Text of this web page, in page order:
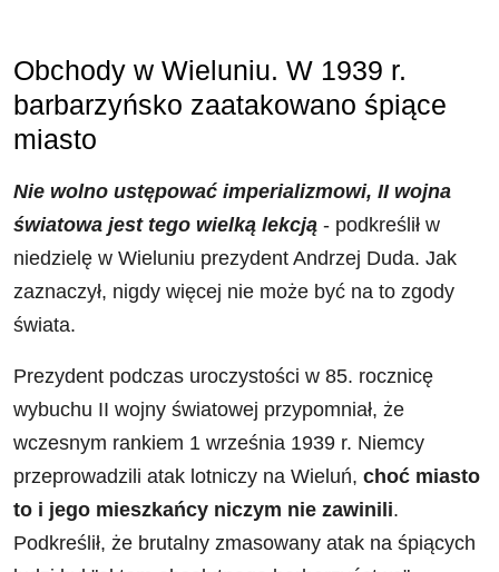
Obchody w Wieluniu. W 1939 r.
barbarzyńsko zaatakowano śpiące
miasto
Nie wolno ustępować imperializmowi, II wojna
światowa jest tego wielką lekcją - podkreślił w
niedzielę w Wieluniu prezydent Andrzej Duda. Jak
zaznaczył, nigdy więcej nie może być na to zgody
świata.
Prezydent podczas uroczystości w 85. rocznicę
wybuchu II wojny światowej przypomniał, że
wczesnym rankiem 1 września 1939 r. Niemcy
przeprowadzili atak lotniczy na Wieluń, choć miasto
to i jego mieszkańcy niczym nie zawinili.
Podkreślił, że brutalny zmasowany atak na śpiących